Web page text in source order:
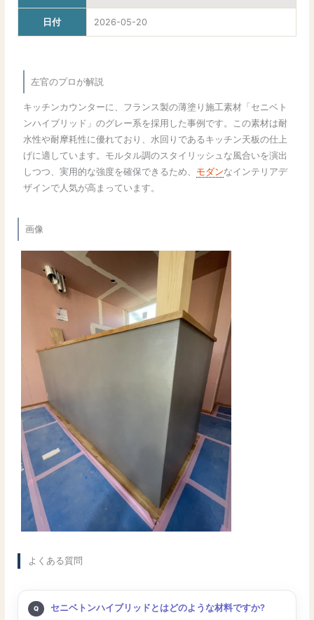
日付 2026-05-20
左官のプロが解説
キッチンカウンターに、フランス製の薄塗り施工素材「セニベト
ンハイブリッド」のグレー系を採用した事例です。この素材は耐
水性や耐摩耗性に優れており、水回りであるキッチン天板の仕上
げに適しています。モルタル調のスタイリッシュな風合いを演出
しつつ、実用的な強度を確保できるため、 モダンなインテリアデ
ザインで人気が高まっています。
画像
よくある質問
質問:
セニベトンハイブリッドとはどのような材料ですか?